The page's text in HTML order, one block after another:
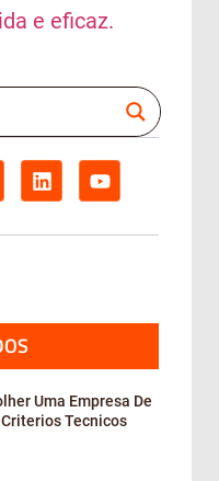
e eficaz.
Uma Empresa De
Tecnicos